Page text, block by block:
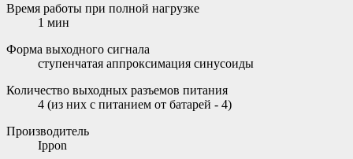
Время работы при полной нагрузке
1 мин
Форма выходного сигнала
ступенчатая аппроксимация синусоиды
Количество выходных разъемов питания
4 (из них с питанием от батарей - 4)
Производитель
Ippon